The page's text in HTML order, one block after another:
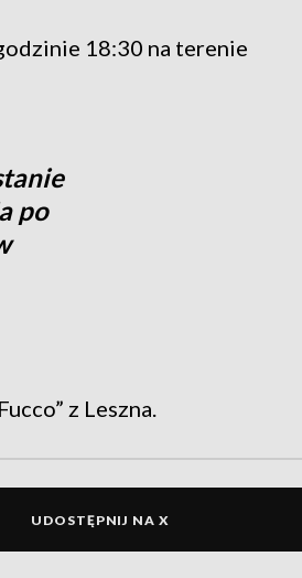
18:30 na terenie
po
z Leszna.
UDOSTĘPNIJ NA X